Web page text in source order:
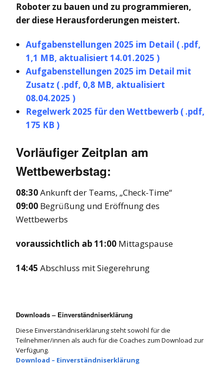
Roboter zu bauen und zu programmieren,
der diese Herausforderungen meistert.
Aufgabenstellungen 2025 im Detail ( .pdf,
1,1 MB, aktualisiert 14.01.2025 )
Aufgabenstellungen 2025 im Detail mit
Zusatz ( .pdf, 0,8 MB, aktualisiert
08.04.2025 )
Regelwerk 2025 für den Wettbewerb ( .pdf,
175 KB )
Vorläufiger Zeitplan am
Wettbewerbstag:
08:30Ankunft der Teams, „Check-Time“
09:00 Begrüßung und Eröffnung des
Wettbewerbs
voraussichtlich ab 11:00 Mittagspause
14:45 Abschluss mit Siegerehrung
Downloads – Einverständniserklärung
Diese Einverständniserklärung steht sowohl für die
Teilnehmer/innen als auch für die Coaches zum Download zur
Verfügung.
Download – Einverständniserklärung